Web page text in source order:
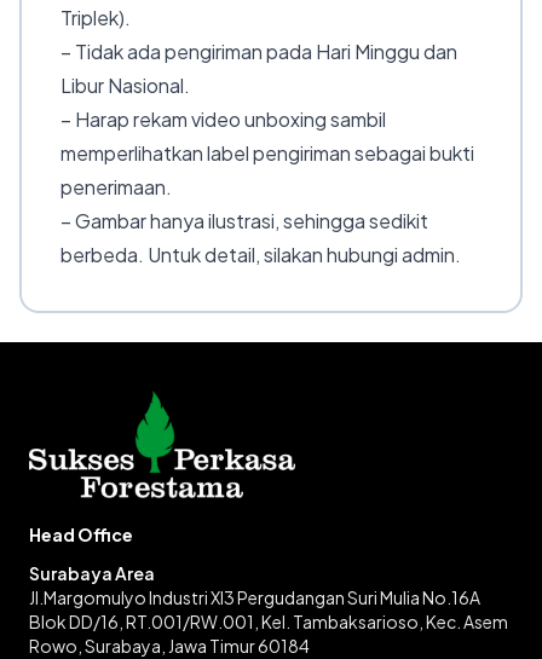
Triplek).
– Tidak ada pengiriman pada Hari Minggu dan
Libur Nasional.
– Harap rekam video unboxing sambil
memperlihatkan label pengiriman sebagai bukti
penerimaan.
– Gambar hanya ilustrasi, sehingga sedikit
berbeda. Untuk detail, silakan hubungi admin.
Head Office
Surabaya Area
Jl.Margomulyo Industri XI3 Pergudangan Suri Mulia No.16A
Blok DD/16, RT.001/RW.001, Kel. Tambaksarioso, Kec. Asem
Rowo, Surabaya, Jawa Timur 60184